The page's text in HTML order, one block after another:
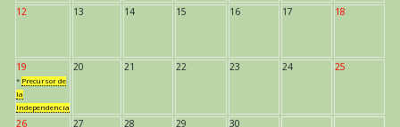
12 13 14 15 16 17 18
19
* Precursor de
la
Independencia
20 21 22 23 24 25
26 27 28 29 30